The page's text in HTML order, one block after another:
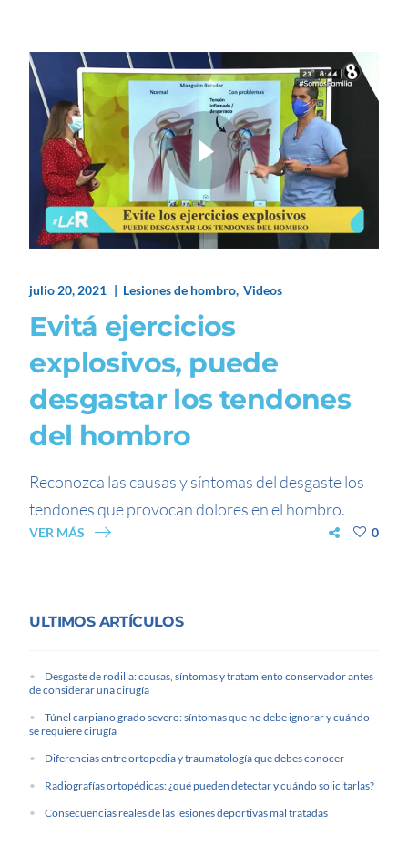
julio 20, 2021 Lesiones de hombro Videos
Evitá ejercicios
explosivos, puede
desgastar los tendones
del hombro
Reconozca las causas y síntomas del desgaste los
tendones que provocan dolores en el hombro.
VER MÁS 0
ULTIMOS ARTÍCULOS
Desgaste de rodilla: causas, síntomas y tratamiento conservador antes
de considerar una cirugía
Túnel carpiano grado severo: síntomas que no debe ignorar y cuándo
se requiere cirugía
Diferencias entre ortopedia y traumatología que debes conocer
Radiografías ortopédicas: ¿qué pueden detectar y cuándo solicitarlas?
Consecuencias reales de las lesiones deportivas mal tratadas